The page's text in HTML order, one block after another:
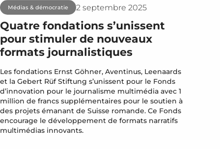
Médias & démocratie 2 septembre 2025
Quatre fondations s’unissent
pour stimuler de nouveaux
formats journalistiques
Les fondations Ernst Göhner, Aventinus, Leenaards
et la Gebert Rüf Stiftung s’unissent pour le Fonds
d’innovation pour le journalisme multimédia avec 1
million de francs supplémentaires pour le soutien à
des projets émanant de Suisse romande. Ce Fonds
encourage le développement de formats narratifs
multimédias innovants.